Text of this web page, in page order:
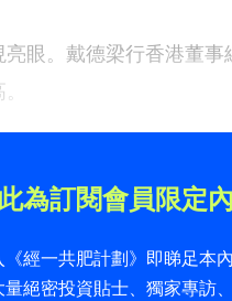
眼。戴德梁行香港董
此為訂閱會員限定
《經一共肥計劃》即睇足本
量絕密投資貼士、獨家專訪